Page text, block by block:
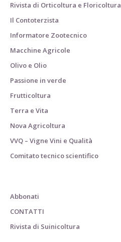
Rivista di Orticoltura e Floricoltura
Il Contoterzista
Informatore Zootecnico
Macchine Agricole
Olivo e Olio
Passione in verde
Frutticoltura
Terra e Vita
Nova Agricoltura
VVQ – Vigne Vini e Qualità
Comitato tecnico scientifico
Abbonati
CONTATTI
Rivista di Suinicoltura